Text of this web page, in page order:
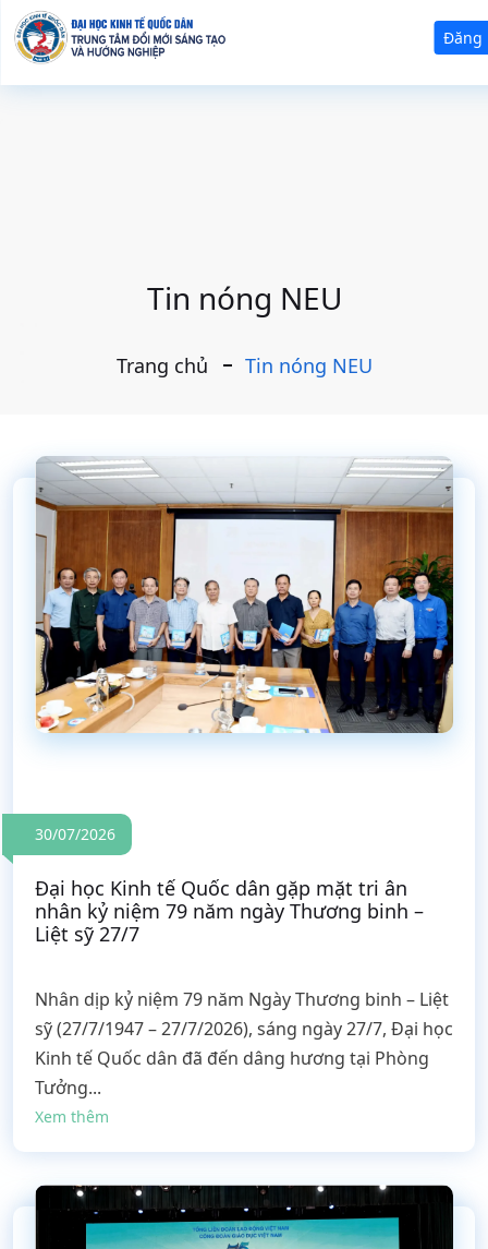
Đăng
Tin nóng NEU
Trang chủ Tin nóng NEU
30/07/2026
Đại học Kinh tế Quốc dân gặp mặt tri ân
nhân kỷ niệm 79 năm ngày Thương binh –
Liệt sỹ 27/7
Nhân dịp kỷ niệm 79 năm Ngày Thương binh – Liệt
sỹ (27/7/1947 – 27/7/2026), sáng ngày 27/7, Đại học
Kinh tế Quốc dân đã đến dâng hương tại Phòng
Tưởng...
Xem thêm